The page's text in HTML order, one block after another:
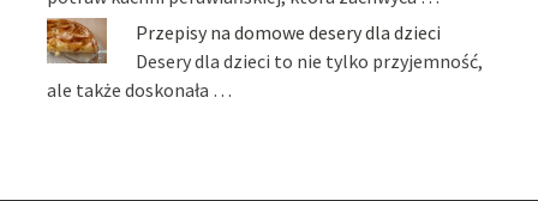
Przepisy na domowe desery dla dzieci
Desery dla dzieci to nie tylko przyjemność,
ale także doskonała …